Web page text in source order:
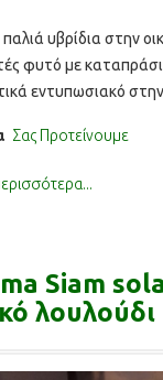
υβρίδια στην
φυτό με
εντυπωσιακό
Σας Προτείνουμε
Siam
λουλούδι